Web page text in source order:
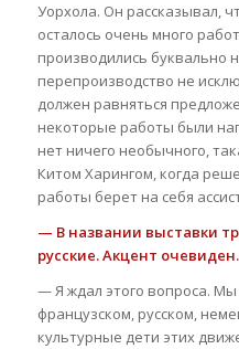
Уорхола. Он рассказывал,
осталось очень много
производились буквально
перепроизводство не
должен равняться
некоторые работы были
нет ничего необычного,
Китом Харингом, когда
работы берет на себя
— В названии выставки
русские. Акцент очевиден.
— Я ждал этого вопроса.
французском, русском,
культурные дети этих